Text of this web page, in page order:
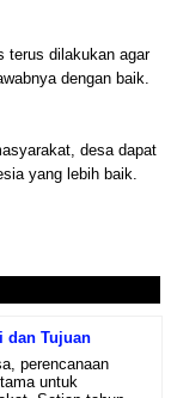
terus dilakukan agar
dengan baik.
desa dapat
yang lebih baik.
dan Tujuan
perencanaan
untuk